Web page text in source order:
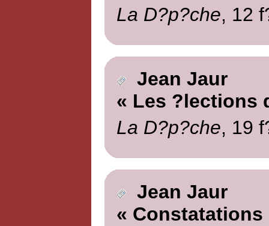
La D?p?che, 12
Jean Jaur
« Les ?lections
La D?p?che, 19
Jean Jaur
« Constatations